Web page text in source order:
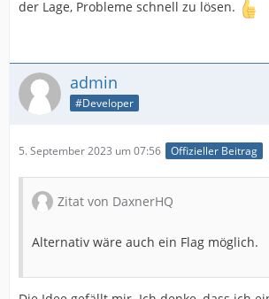
der Lage, Probleme schnell zu lösen.
admin
#Developer
5. September 2023 um 07:56 Offizieller Beitrag
Zitat von DaxnerHQ
Alternativ wäre auch ein Flag möglich.